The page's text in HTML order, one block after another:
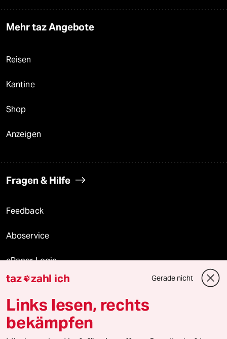
Mehr taz Angebote
Reisen
Kantine
Shop
Anzeigen
Fragen & Hilfe
Feedback
Aboservice
ePaper Login
Downloads für Abonnierende
© 2026 taz Verlags und Vertriebs GmbH
taz zahl ich Gerade nicht
Links lesen, rechts
bekämpfen